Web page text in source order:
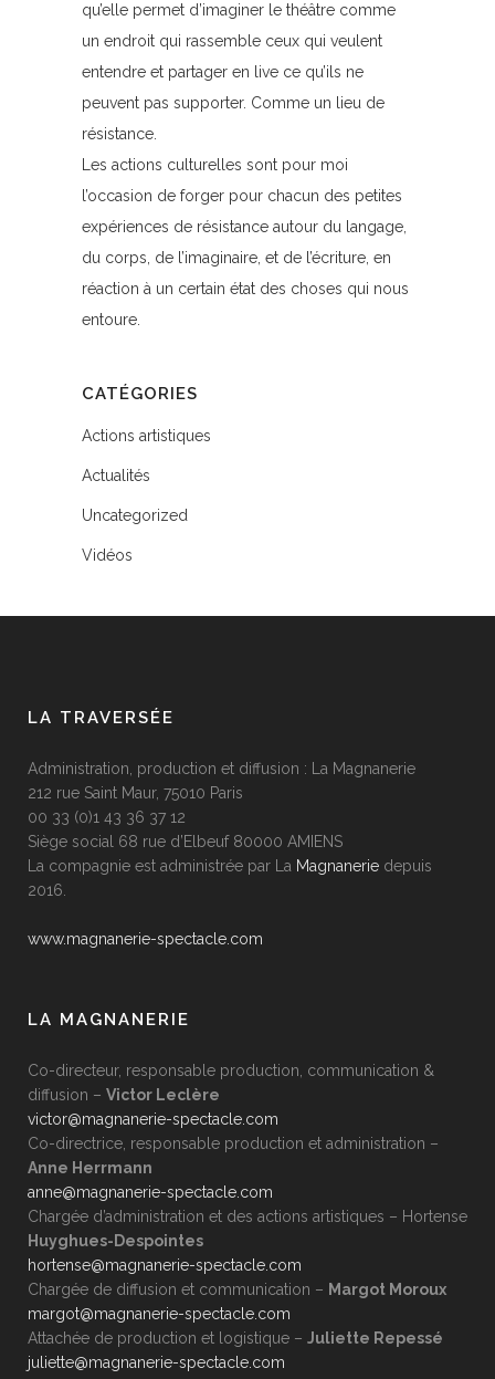
qu’elle permet d’imaginer le théâtre comme
un endroit qui rassemble ceux qui veulent
entendre et partager en live ce qu’ils ne
peuvent pas supporter. Comme un lieu de
résistance.
Les actions culturelles sont pour moi
l’occasion de forger pour chacun des petites
expériences de résistance autour du langage,
du corps, de l’imaginaire, et de l’écriture, en
réaction à un certain état des choses qui nous
entoure.
CATÉGORIES
Actions artistiques
Actualités
Uncategorized
Vidéos
LA TRAVERSÉE
Administration, production et diffusion : La Magnanerie
212 rue Saint Maur, 75010 Paris
00 33 (0)1 43 36 37 12
Siège social 68 rue d’Elbeuf 80000 AMIENS
La compagnie est administrée par La Magnanerie depuis
2016.
www.magnanerie-spectacle.com
LA MAGNANERIE
Co-directeur, responsable production, communication &
diffusion – Victor Leclère
victor@magnanerie-spectacle.com
Co-directrice, responsable production et administration –
Anne Herrmann
anne@magnanerie-spectacle.com
Chargée d’administration et des actions artistiques – Hortense
Huyghues-Despointes
hortense@magnanerie-spectacle.com
Chargée de diffusion et communication – Margot Moroux
margot@magnanerie-spectacle.com
Attachée de production et logistique – Juliette Repessé
juliette@magnanerie-spectacle.com